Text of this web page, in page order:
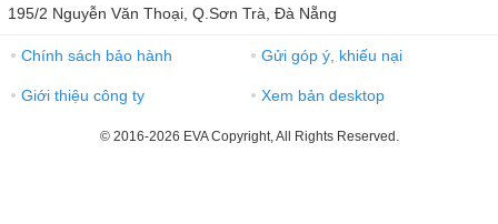
195/2 Nguyễn Văn Thoại, Q.Sơn Trà, Đà Nẵng
● Chính sách bảo hành ● Gửi góp ý, khiếu nại
● Giới thiệu công ty ● Xem bản desktop
© 2016-2026 EVA Copyright, All Rights Reserved.